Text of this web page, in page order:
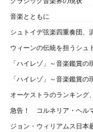
音楽とともに
シュトイデ弦楽四重奏団、
ウィーンの伝統を担うシュ
「ハイレゾ」～音楽鑑賞の
「ハイレゾ」～音楽鑑賞の
オーケストラのランキング
急告！ コルネリア・ヘル
ジョン・ウィリアムス日本